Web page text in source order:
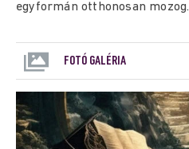
egyformán otthonosan mozog.
FOTÓ GALÉRIA